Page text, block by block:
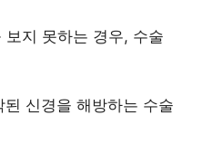
지 못하는 경우, 수술
된 신경을 해방하는 수술